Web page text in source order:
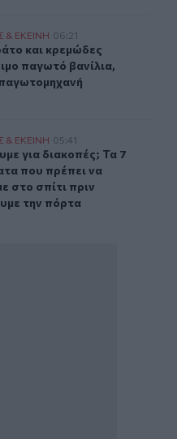
παγωτό βανίλια,
& ΕΚΕΙΝΗ 06:21
και κρεμώδες
και κρεμώδες
παγωτό βανίλια,
7 πράγματα που πρέπει να
& ΕΚΕΙΝΗ 05:41
για διακοπές; Τα 7
για διακοπές; Τα 7
που πρέπει να
στο σπίτι πριν
την πόρτα